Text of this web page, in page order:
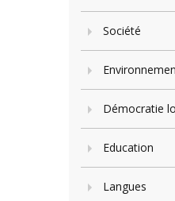
Société
Démocratie
Education
Langues